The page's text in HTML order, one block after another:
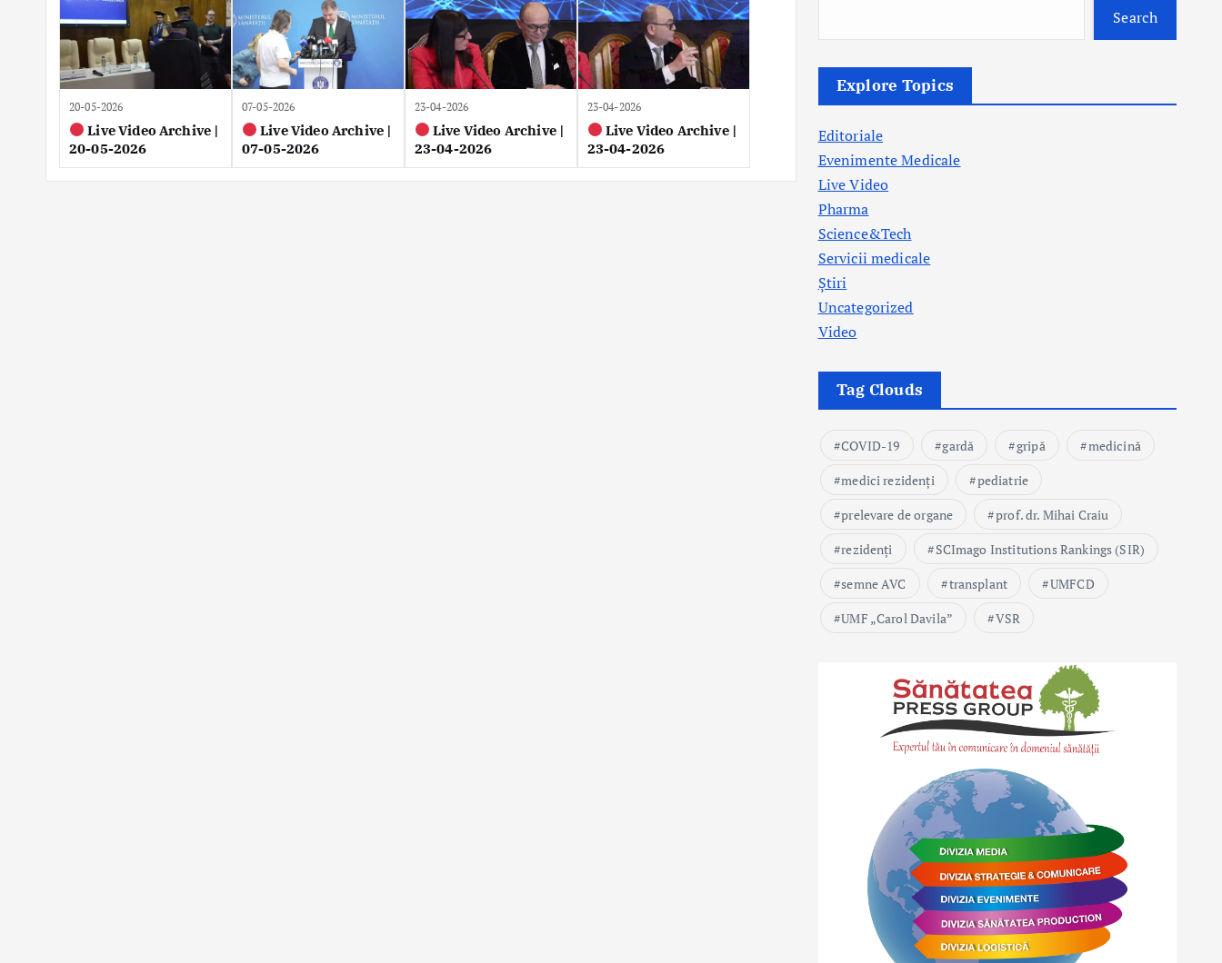
20-05-2026
Live Video Archive |
20-05-2026
07-05-2026
Live Video Archive |
07-05-2026
23-04-2026
Live Video Archive |
23-04-2026
23-04-2026
Live Video Archive |
23-04-2026
Search
Explore Topics
Editoriale
Evenimente Medicale
Live Video
Pharma
Science&Tech
Servicii medicale
Știri
Uncategorized
Video
Tag Clouds
COVID-19 gardă gripă
medicină
medici rezidenți
pediatrie
prelevare de organe
prof. dr. Mihai Craiu
rezidenți
SCImago Institutions Rankings (SIR)
semne AVC
transplant
UMFCD
UMF „Carol Davila”
VSR